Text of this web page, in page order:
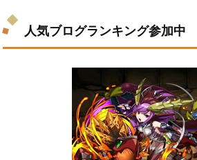
人気ブログランキング参加中